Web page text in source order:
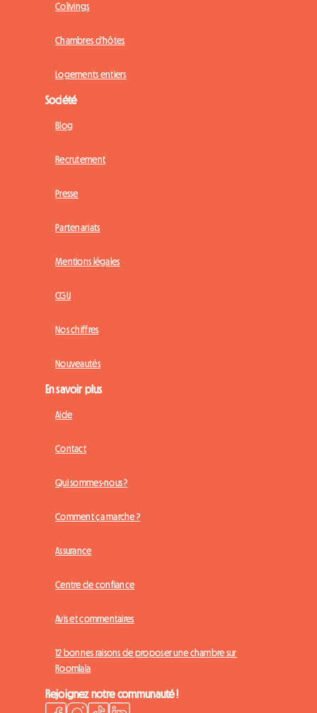
Colivings
Chambres d'hôtes
Logements entiers
Société
Blog
Recrutement
Presse
Partenariats
Mentions légales
CGU
Nos chiffres
Nouveautés
En savoir plus
Aide
Contact
Qui sommes-nous ?
Comment ça marche ?
Assurance
Centre de confiance
Avis et commentaires
12 bonnes raisons de proposer une chambre sur
Roomlala
Rejoignez notre communauté !